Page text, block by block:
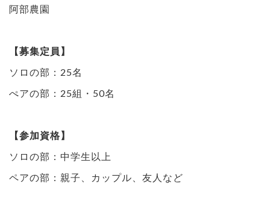
阿部農園
【募集定員】
ソロの部：25名
ぺアの部：25組・50名
【参加資格】
ソロの部：中学生以上
ペアの部：親子、カップル、友人など